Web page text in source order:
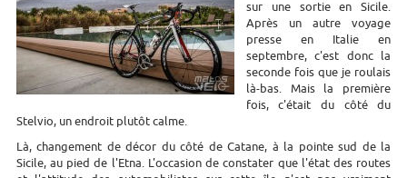
sur une sortie en Sicile.
Après un autre voyage
presse en Italie en
septembre, c'est donc la
seconde fois que je roulais
là-bas. Mais la première
fois, c'était du côté du
Stelvio, un endroit plutôt calme.
Là, changement de décor du côté de Catane, à la pointe sud de la
Sicile, au pied de l'Etna. L'occasion de constater que l'état des routes